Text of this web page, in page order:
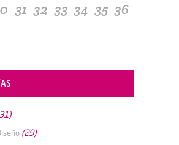
31 32 33 34 35 36
(29)